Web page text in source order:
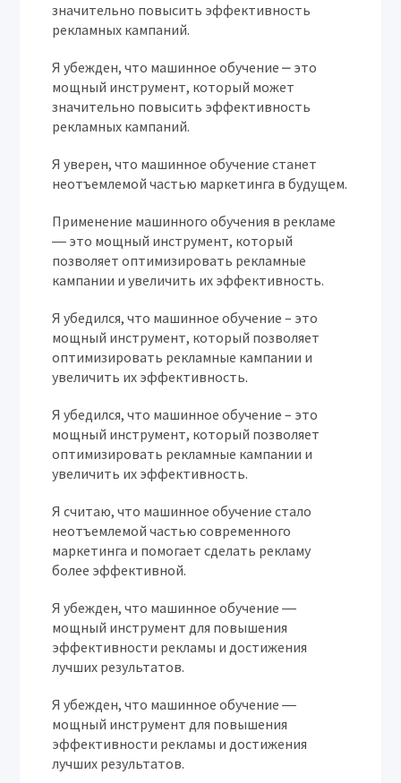
значительно повысить эффективность
рекламных кампаний.
Я убежден, что машинное обучение ⎼ это
мощный инструмент, который может
значительно повысить эффективность
рекламных кампаний.
Я уверен, что машинное обучение станет
неотъемлемой частью маркетинга в будущем.
Применение машинного обучения в рекламе
― это мощный инструмент, который
позволяет оптимизировать рекламные
кампании и увеличить их эффективность.
Я убедился, что машинное обучение – это
мощный инструмент, который позволяет
оптимизировать рекламные кампании и
увеличить их эффективность.
Я убедился, что машинное обучение – это
мощный инструмент, который позволяет
оптимизировать рекламные кампании и
увеличить их эффективность.
Я считаю, что машинное обучение стало
неотъемлемой частью современного
маркетинга и помогает сделать рекламу
более эффективной.
Я убежден, что машинное обучение ―
мощный инструмент для повышения
эффективности рекламы и достижения
лучших результатов.
Я убежден, что машинное обучение ―
мощный инструмент для повышения
эффективности рекламы и достижения
лучших результатов.